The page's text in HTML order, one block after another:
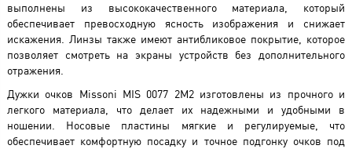
выполнены из высококачественного материала, который
обеспечивает превосходную ясность изображения и снижает
искажения. Линзы также имеют антибликовое покрытие, которое
позволяет смотреть на экраны устройств без дополнительного
отражения.
Дужки очков Missoni MIS 0077 2M2 изготовлены из прочного и
легкого материала, что делает их надежными и удобными в
ношении. Носовые пластины мягкие и регулируемые, что
обеспечивает комфортную посадку и точное подгонку очков под